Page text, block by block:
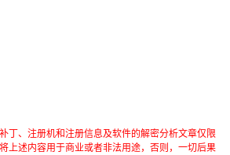
丁、注册机和注册信息及软件的解密分析文章仅限
上述内容用于商业或者非法用途，否则，一切后果